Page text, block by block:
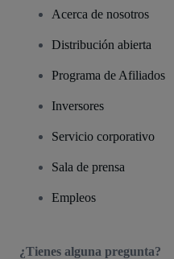
Acerca de nosotros
Distribución abierta
Programa de Afiliados
Inversores
Servicio corporativo
Sala de prensa
Empleos
¿Tienes alguna pregunta?